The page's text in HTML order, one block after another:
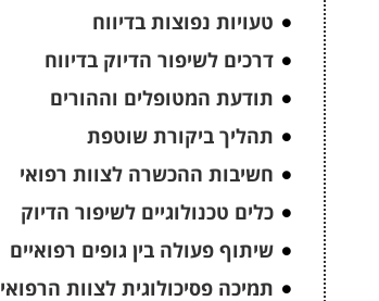
טעויות נפוצות בדיווח
דרכים לשיפור הדיוק בדיווח
תודעת המטופלים וההורים
תהליך ביקורת שוטפת
חשיבות ההכשרה לצוות רפואי
כלים טכנולוגיים לשיפור הדיוק
שיתוף פעולה בין גופים רפואיים
תמיכה פסיכולוגית לצוות הרפואי